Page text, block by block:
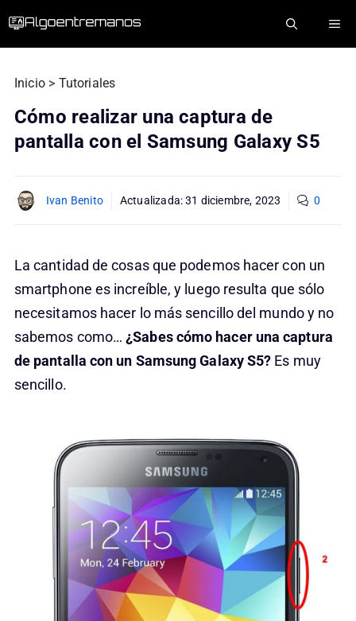
Inicio > Tutoriales
Cómo realizar una captura de
pantalla con el Samsung Galaxy S5
Ivan Benito Actualizada:31 diciembre, 2023 0
La cantidad de cosas que podemos hacer con un
smartphone es increíble, y luego resulta que sólo
necesitamos hacer lo más sencillo del mundo y no
sabemos como…¿Sabes cómo hacer una captura
de pantalla con un Samsung Galaxy S5? Es muy
sencillo.